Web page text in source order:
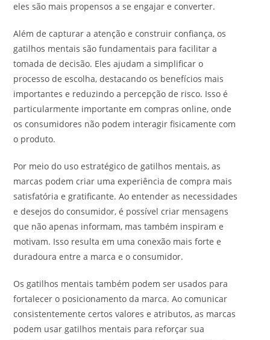
eles são mais propensos a se engajar e converter.
Além de capturar a atenção e construir confiança, os
gatilhos mentais são fundamentais para facilitar a
tomada de decisão. Eles ajudam a simplificar o
processo de escolha, destacando os benefícios mais
importantes e reduzindo a percepção de risco. Isso é
particularmente importante em compras online, onde
os consumidores não podem interagir fisicamente com
o produto.
Por meio do uso estratégico de gatilhos mentais, as
marcas podem criar uma experiência de compra mais
satisfatória e gratificante. Ao entender as necessidades
e desejos do consumidor, é possível criar mensagens
que não apenas informam, mas também inspiram e
motivam. Isso resulta em uma conexão mais forte e
duradoura entre a marca e o consumidor.
Os gatilhos mentais também podem ser usados para
fortalecer o posicionamento da marca. Ao comunicar
consistentemente certos valores e atributos, as marcas
podem usar gatilhos mentais para reforçar sua